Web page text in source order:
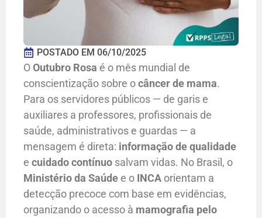
POSTADO EM 06/10/2025
OOutubro Rosa é o mês mundial de
conscientização sobre ocâncer de mama.
Para os servidores públicos — de garis e
auxiliares a professores, profissionais de
saúde, administrativos e guardas — a
mensagem é direta: informação de qualidade
e cuidado contínuo salvam vidas. No Brasil, o
Ministério da Saúde e o INCA orientam a
detecção precoce com base em evidências,
organizando o acesso à mamografia pelo